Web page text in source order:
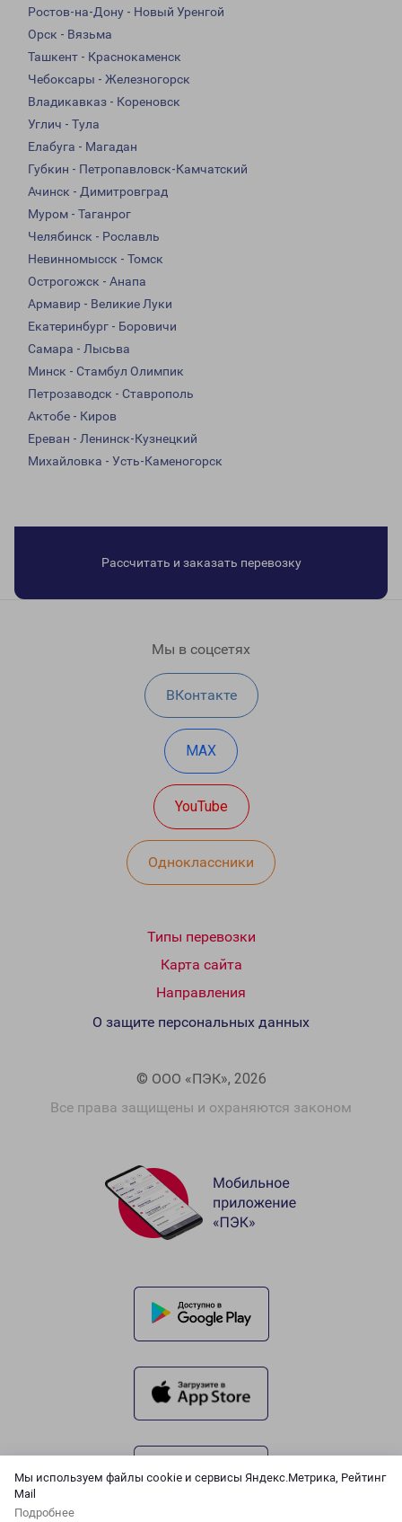
Мы используем файлы cookie и сервисы Яндекс.Метрика, Рейтинг
Mail
Подробнее
Ростов-на-Дону - Новый Уренгой
Орск - Вязьма
Ташкент - Краснокаменск
Чебоксары - Железногорск
Владикавказ - Кореновск
Углич - Тула
Елабуга - Магадан
Губкин - Петропавловск-Камчатский
Ачинск - Димитровград
Муром - Таганрог
Челябинск - Рославль
Невинномысск - Томск
Острогожск - Анапа
Армавир - Великие Луки
Екатеринбург - Боровичи
Самара - Лысьва
Минск - Стамбул Олимпик
Петрозаводск - Ставрополь
Актобе - Киров
Ереван - Ленинск-Кузнецкий
Михайловка - Усть-Каменогорск
Рассчитать и заказать перевозку
Мы в соцсетях
ВКонтакте
MAX
YouTube
Одноклассники
Типы перевозки
Карта сайта
Направления
© ООО «ПЭК», 2026
Все права защищены и охраняются законом
О защите персональных данных